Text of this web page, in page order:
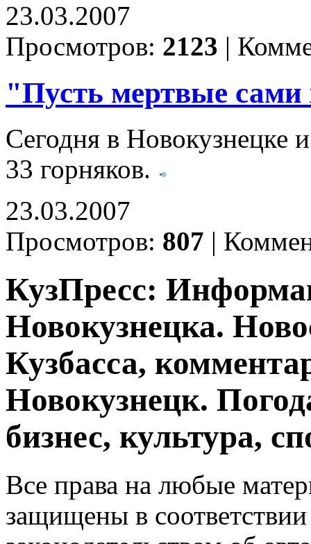
23.03.2007
Просмотров: 2123 |
"Пусть мертвые сами
Сегодня в Новокузнецке
33 горняков.
23.03.2007
Просмотров: 807 |
КузПресс:
Новокузнецка.
Кузбасса,
Новокузнецк.
бизнес, культура,
Все права на любые
защищены в